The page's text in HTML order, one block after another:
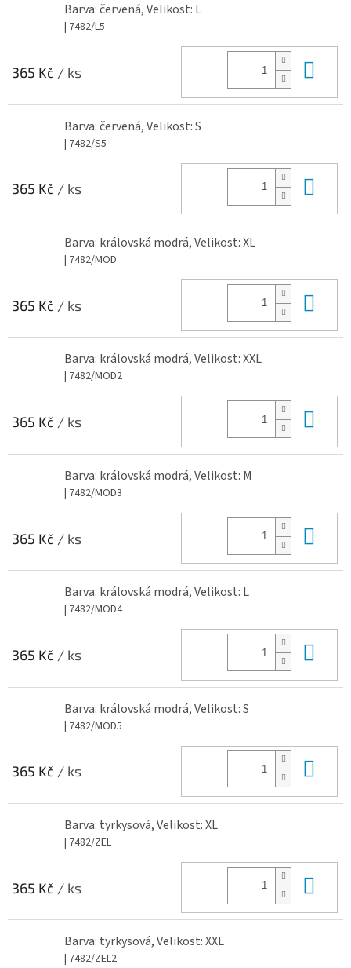
Barva: červená, Velikost: L
| 7482/L5
365 Kč / ks
Barva: červená, Velikost: S
| 7482/S5
365 Kč / ks
Barva: královská modrá, Velikost: XL
| 7482/MOD
365 Kč / ks
Barva: královská modrá, Velikost: XXL
| 7482/MOD2
365 Kč / ks
Barva: královská modrá, Velikost: M
| 7482/MOD3
365 Kč / ks
Barva: královská modrá, Velikost: L
| 7482/MOD4
365 Kč / ks
Barva: královská modrá, Velikost: S
| 7482/MOD5
365 Kč / ks
Barva: tyrkysová, Velikost: XL
| 7482/ZEL
365 Kč / ks
Barva: tyrkysová, Velikost: XXL
| 7482/ZEL2